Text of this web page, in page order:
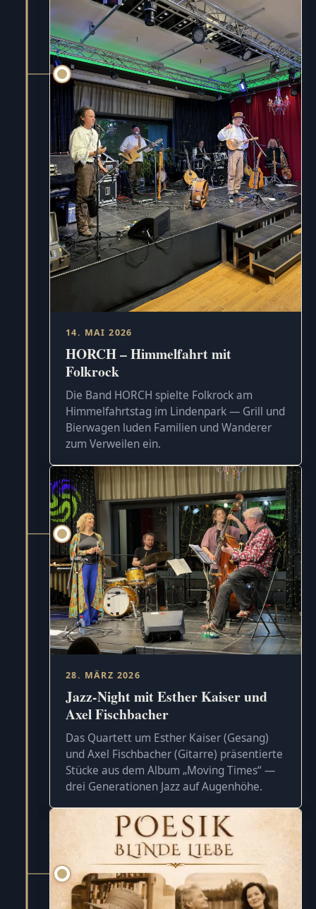
14. MAI 2026
HORCH – Himmelfahrt mit
Folkrock
Die Band HORCH spielte Folkrock am
Himmelfahrtstag im Lindenpark — Grill und
Bierwagen luden Familien und Wanderer
zum Verweilen ein.
28. MÄRZ 2026
Jazz-Night mit Esther Kaiser und
Axel Fischbacher
Das Quartett um Esther Kaiser (Gesang)
und Axel Fischbacher (Gitarre) präsentierte
Stücke aus dem Album „Moving Times“ —
drei Generationen Jazz auf Augenhöhe.